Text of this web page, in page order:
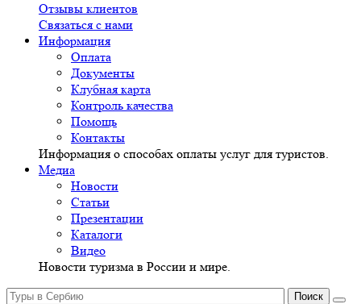
Отзывы клиентов
Связаться с нами
Информация
Оплата
Документы
Клубная карта
Контроль качества
Помощь
Контакты
Информация о способах оплаты услуг для туристов.
Медиа
Новости
Статьи
Презентации
Каталоги
Видео
Новости туризма в России и мире.